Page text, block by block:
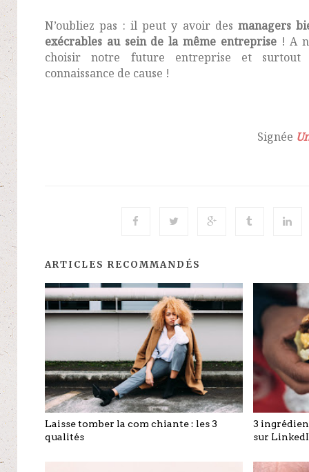
N’oubliez pas : il peut y avoir desmanagers
exécrables au sein de la même entreprise!A
choisir notre future entreprise et
connaissance de cause !
Signée
ARTICLES RECOMMANDÉS
Laisse tomber la com chiante : les 3
qualités
3
sur